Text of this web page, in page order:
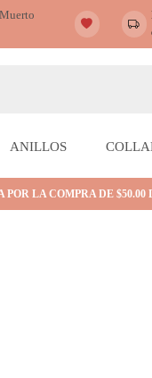
ANILLOS
LA COMPRA DE $50.00